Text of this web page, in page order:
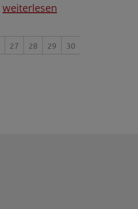
weiterlesen
27 28 29
30